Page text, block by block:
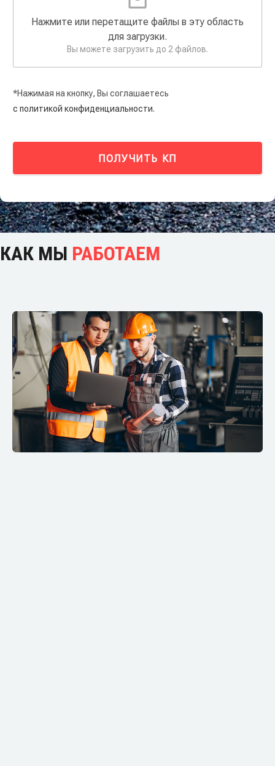
Нажмите или перетащите файлы в эту область
для загрузки.
Вы можете загрузить до 2 файлов.
*Нажимая на кнопку, Вы соглашаетесь
с политикой конфиденциальности.
ПОЛУЧИТЬ КП
КАК МЫ РАБОТАЕМ